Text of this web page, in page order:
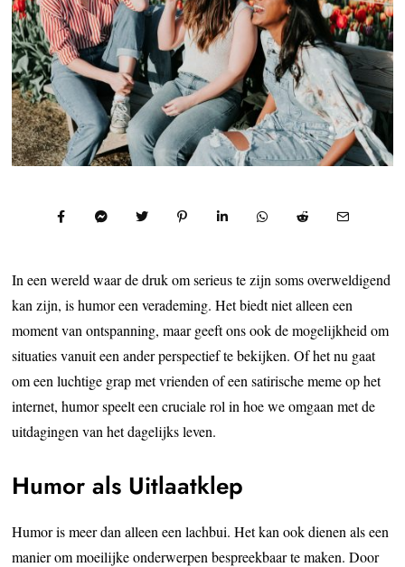
In een wereld waar de druk om serieus te zijn soms overweldigend
kan zijn, is humor een verademing. Het biedt niet alleen een
moment van ontspanning, maar geeft ons ook de mogelijkheid om
situaties vanuit een ander perspectief te bekijken. Of het nu gaat
om een luchtige grap met vrienden of een satirische meme op het
internet, humor speelt een cruciale rol in hoe we omgaan met de
uitdagingen van het dagelijks leven.
Humor als Uitlaatklep
Humor is meer dan alleen een lachbui. Het kan ook dienen als een
manier om moeilijke onderwerpen bespreekbaar te maken. Door